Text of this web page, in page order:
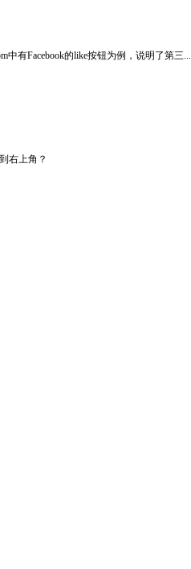
中有Facebook的like按钮为例，说明了第三...
右上角？